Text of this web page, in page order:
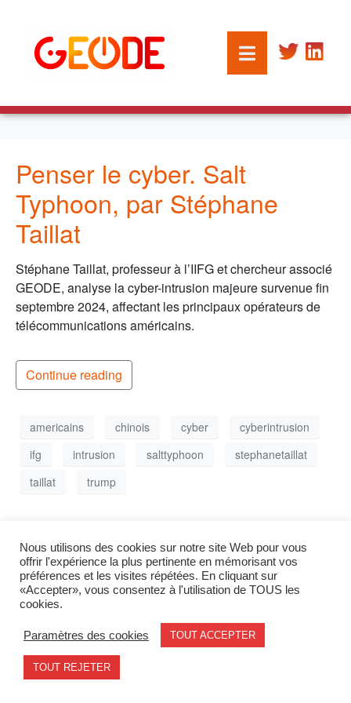
Penser le cyber. Salt
Typhoon, par Stéphane
Taillat
Stéphane Taillat, professeur à l’IIFG et chercheur associé
GEODE, analyse la cyber-intrusion majeure survenue fin
septembre 2024, affectant les principaux opérateurs de
télécommunications américains.
Continue reading
americains chinois cyber
cyberintrusion
ifg
intrusion salttyphoon
stephanetaillat
taillat
trump
Mentions légales
contact@geode.science
© 2026 - Geode. All rights reserved.
Nous utilisons des cookies sur notre site Web pour vous
offrir l'expérience la plus pertinente en mémorisant vos
préférences et les visites répétées. En cliquant sur
«Accepter», vous consentez à l'utilisation de TOUS les
cookies.
Paramètres des cookies TOUT ACCEPTER
TOUT REJETER